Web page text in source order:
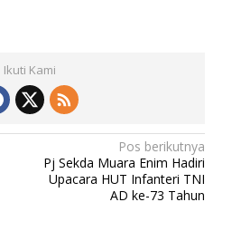
Ikuti Kami
Pos berikutnya
Pj Sekda Muara Enim Hadiri
Upacara HUT Infanteri TNI
AD ke-73 Tahun